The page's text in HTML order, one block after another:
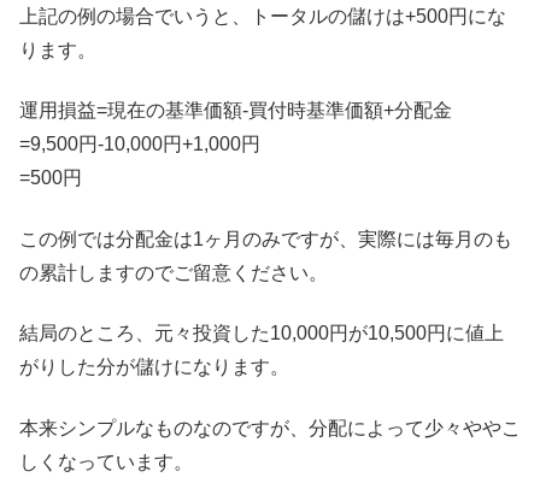
上記の例の場合でいうと、トータルの儲けは+500円にな
ります。
運用損益=現在の基準価額-買付時基準価額+分配金
=9,500円-10,000円+1,000円
=500円
この例では分配金は1ヶ月のみですが、実際には毎月のも
の累計しますのでご留意ください。
結局のところ、元々投資した10,000円が10,500円に値上
がりした分が儲けになります。
本来シンプルなものなのですが、分配によって少々ややこ
しくなっています。